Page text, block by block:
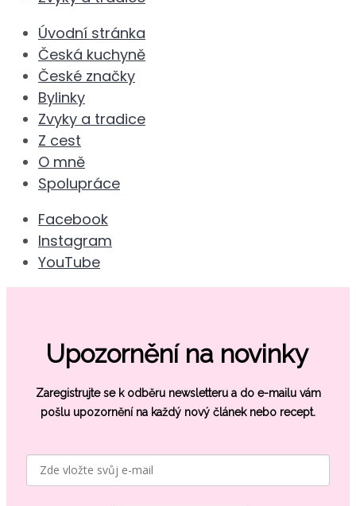
Úvodní stránka
Česká kuchyně
České značky
Bylinky
Zvyky a tradice
Z cest
O mně
Spolupráce
Facebook
Instagram
YouTube
Upozornění na novinky
Zaregistrujte se k odběru newsletteru a do e-mailu vám
pošlu upozornění na každý nový článek nebo recept.